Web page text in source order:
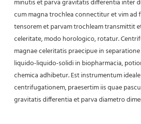
minutis et parva gravitatis differentia inter
cum magna trochlea connectitur et vim ad
tensorem et parvam trochleam transmittit
celeritate, modo horologico, rotatur.
magnae celeritatis praecipue in
liquido-liquido-solidi in biopharmacia,
chemica adhibetur. Est instrumentum
centrifugationem, praesertim iis quae
gravitatis differentia et parva diametro